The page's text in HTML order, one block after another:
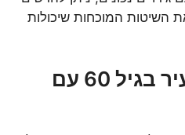
השיטות המוכחות שיכולות
איך לשוב למוח צעיר בגיל 60 עם